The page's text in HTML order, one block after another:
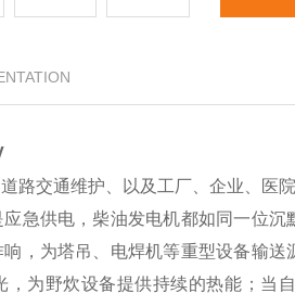
路交通维护、以及工厂、企业、医
急供电，柴油发电机都如同一位
，为塔吊、电焊机等重型设备输
，为野炊设备提供持续的热能；当